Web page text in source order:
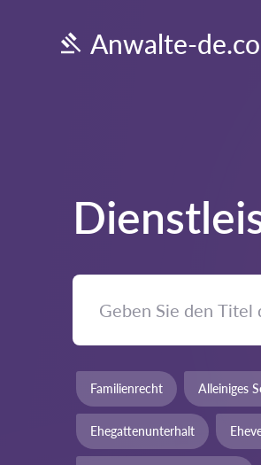
Anwalte-
Familienrecht Alleiniges
Ehegattenunterhalt